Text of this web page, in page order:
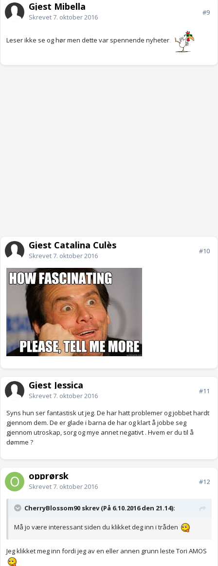
Gjest Mibella
Skrevet7. oktober 2016
#9
Leser ikke se og hør men dette var spennende nyheter
Gjest Catalina Culès
Skrevet7. oktober 2016
#10
Gjest Jessica
Skrevet7. oktober 2016
#11
Syns hun ser fantastisk ut jeg. De har hatt problemer og jobbet hardt
gjennom dem. De er glade i barna de har og klart å jobbe seg
gjennom utroskap, sorg og mye annet negativt . Hvem er du til å
dømme ?
opprørsk
Skrevet7. oktober 2016
#12
CherryBlossom90 skrev (På 6.10.2016 den 21.14):
Må jo være interessant siden du klikket deg inn i tråden
Jeg klikket meg inn fordi jeg av en eller annen grunn leste Tori AMOS